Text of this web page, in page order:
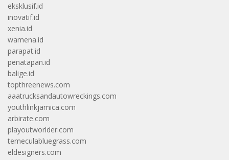
eksklusif.id
inovatif.id
xenia.id
wamena.id
parapat.id
penatapan.id
balige.id
topthreenews.com
aaatrucksandautowreckings.com
youthlinkjamica.com
arbirate.com
playoutworlder.com
temeculabluegrass.com
eldesigners.com